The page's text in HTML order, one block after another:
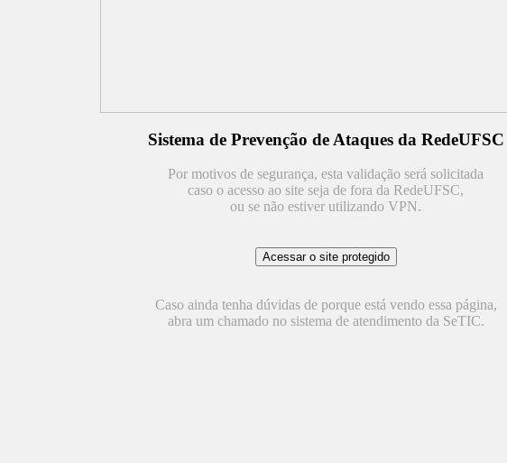
Sistema de Prevenção de Ataques da RedeUFSC
Por motivos de segurança, esta validação será solicitada
caso o acesso ao site seja de fora da RedeUFSC,
ou se não estiver utilizando VPN.
Caso ainda tenha dúvidas de porque está vendo essa página,
abra um chamado no sistema de atendimento da SeTIC.